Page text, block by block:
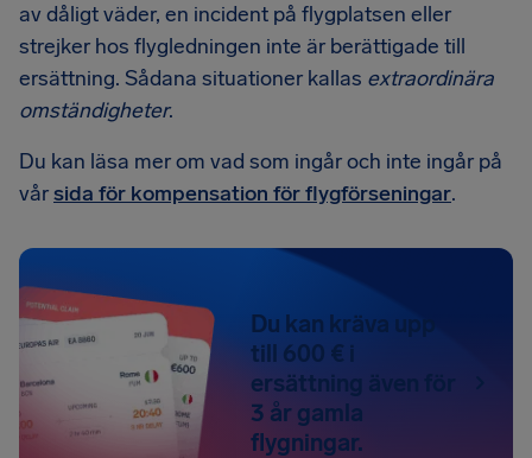
av dåligt väder, en incident på flygplatsen eller
strejker hos flygledningen inte är berättigade till
ersättning. Sådana situationer kallas extraordinära
omständigheter.
Du kan läsa mer om vad som ingår och inte ingår på
vårsida för kompensation för flygförseningar.
Du kan kräva upp
till 600 € i
ersättning även för
3 år gamla
flygningar.